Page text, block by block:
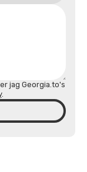
jag Georgia.to's
.